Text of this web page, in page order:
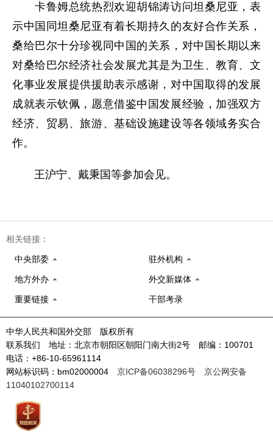
卡鲁姆总统热烈欢迎胡锦涛访问坦桑尼亚，表
示中国同坦桑尼亚有着长期持久的友好合作关系，
桑给巴尔十分珍视同中国的关系，对中国长期以来
对桑给巴尔经济社会发展尤其是为卫生、教育、文
化事业发展提供援助表示感谢，对中国取得的发展
成就表示钦佩，愿意借鉴中国发展经验，加强双方
经济、贸易、旅游、基础设施建设等各领域务实合
作。
王沪宁、戴秉国等参加会见。
相关链接：
中央部委 驻外机构
地方外办 外交新媒体
重要链接 干部考录
中华人民共和国外交部 版权所有
联系我们 地址：北京市朝阳区朝阳门南大街2号 邮编：100701
电话：+86-10-65961114
网站标识码：bm02000004 京ICP备06038296号
京公网安备
11040102700114